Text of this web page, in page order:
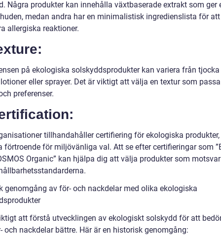
Några produkter kan innehålla växtbaserade extrakt som ger
medan andra har en minimalistisk ingredienslista för att
allergiska reaktioner.
på ekologiska solskyddsprodukter kan variera från
eller sprayer. Det är viktigt att välja en textur som
preferenser.
tillhandahåller certifiering för ekologiska
förtroende för miljövänliga val. Att se efter certifieringar som
Organic” kan hjälpa dig att välja produkter som
genomgång av för- och nackdelar med olika ekologiska
att förstå utvecklingen av ekologiskt solskydd för att
och nackdelar bättre. Här är en historisk genomgång: